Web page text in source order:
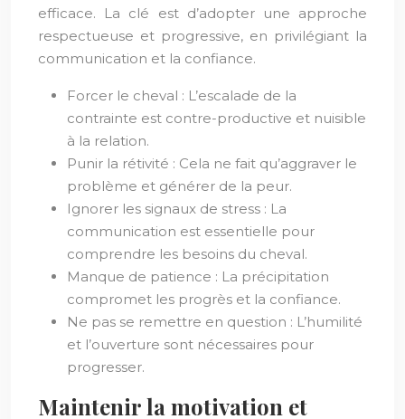
efficace. La clé est d’adopter une approche
respectueuse et progressive, en privilégiant la
communication et la confiance.
Forcer le cheval : L’escalade de la
contrainte est contre-productive et nuisible
à la relation.
Punir la rétivité : Cela ne fait qu’aggraver le
problème et générer de la peur.
Ignorer les signaux de stress : La
communication est essentielle pour
comprendre les besoins du cheval.
Manque de patience : La précipitation
compromet les progrès et la confiance.
Ne pas se remettre en question : L’humilité
et l’ouverture sont nécessaires pour
progresser.
Maintenir la motivation et